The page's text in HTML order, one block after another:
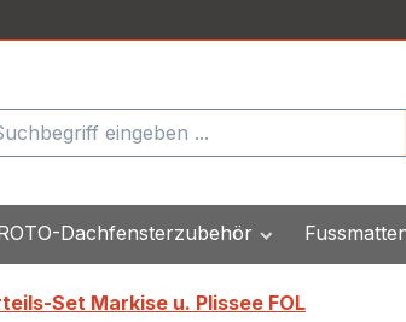
Dachfensterzubehör
Set Markise u. Plissee FOL